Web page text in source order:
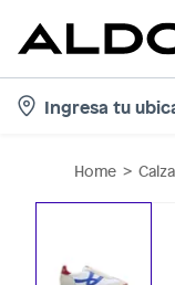
Ingresa tu
Home